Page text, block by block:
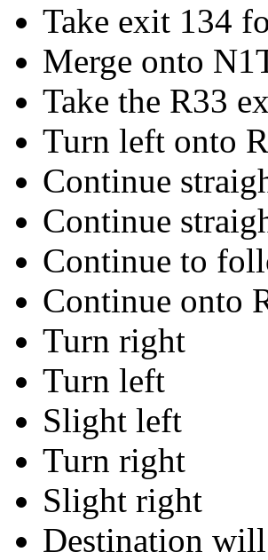
Take exit 134
Merge onto
Take the R33
Turn left onto
Continue
Continue
Continue to
Continue onto
Turn right
Turn left
Slight left
Turn right
Slight right
Destination